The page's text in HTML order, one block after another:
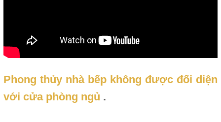
Phong thủy nhà bếp không được đối diện
với cửa phòng ngủ .